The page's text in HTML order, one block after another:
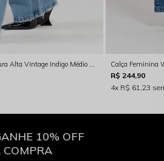
Calça Feminina Wide Leg Cintura Alta Vintage Indigo Médio Rocksham - RS00102
R$ 244,90
4x R$ 61,23
10% OFF
COMPRA